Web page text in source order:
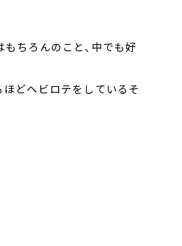
ちろんのこと、中でも好
どヘビロテをしているそ